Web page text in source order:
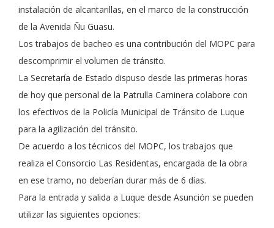
instalación de alcantarillas, en el marco de la construcción
de la Avenida Ñu Guasu.
Los trabajos de bacheo es una contribución del MOPC para
descomprimir el volumen de tránsito.
La Secretaría de Estado dispuso desde las primeras horas
de hoy que personal de la Patrulla Caminera colabore con
los efectivos de la Policía Municipal de Tránsito de Luque
para la agilización del tránsito.
De acuerdo a los técnicos del MOPC, los trabajos que
realiza el Consorcio Las Residentas, encargada de la obra
en ese tramo, no deberían durar más de 6 días.
Para la entrada y salida a Luque desde Asunción se pueden
utilizar las siguientes opciones: